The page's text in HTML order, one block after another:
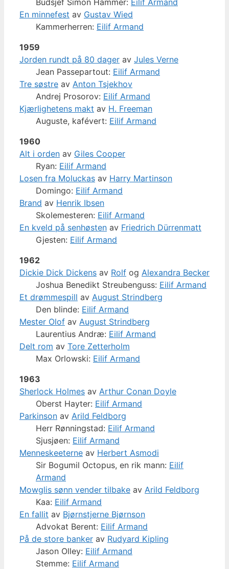
En minnefest av Gustav Wied
Kammerherren: Eilif Armand
1959
Jorden rundt på 80 dager av Jules Verne
Jean Passepartout: Eilif Armand
Tre søstre av Anton Tsjekhov
Andrej Prosorov: Eilif Armand
Kjærlighetens makt av H. Freeman
Auguste, kafévert: Eilif Armand
1960
Alt i orden av Giles Cooper
Ryan: Eilif Armand
Losen fra Moluckas av Harry Martinson
Domingo: Eilif Armand
Brand av Henrik Ibsen
Skolemesteren: Eilif Armand
En kveld på senhøsten av Friedrich Dürrenmatt
Gjesten: Eilif Armand
1962
Dickie Dick Dickens av Rolf og Alexandra Becker
Joshua Benedikt Streubenguss: Eilif Armand
Et drømmespill av August Strindberg
Den blinde: Eilif Armand
Mester Olof av August Strindberg
Laurentius Andræ: Eilif Armand
Delt rom av Tore Zetterholm
Max Orlowski: Eilif Armand
1963
Sherlock Holmes av Arthur Conan Doyle
Oberst Hayter: Eilif Armand
Parkinson av Arild Feldborg
Herr Rønningstad: Eilif Armand
Sjusjøen: Eilif Armand
Menneskeeterne av Herbert Asmodi
Sir Bogumil Octopus, en rik mann: Eilif
Armand
Mowglis sønn vender tilbake av Arild Feldborg
Kaa: Eilif Armand
En fallit av Bjørnstjerne Bjørnson
Advokat Berent: Eilif Armand
På de store banker av Rudyard Kipling
Jason Olley: Eilif Armand
Stemme: Eilif Armand